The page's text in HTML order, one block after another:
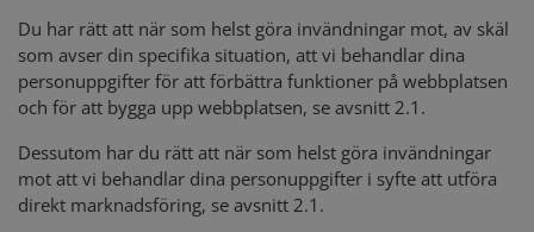
Du har rätt att när som helst göra invändningar mot, av skäl
som avser din specifika situation, att vi behandlar dina
personuppgifter för att förbättra funktioner på webbplatsen
och för att bygga upp webbplatsen, se avsnitt 2.1.
Dessutom har du rätt att när som helst göra invändningar
mot att vi behandlar dina personuppgifter i syfte att utföra
direkt marknadsföring, se avsnitt 2.1.